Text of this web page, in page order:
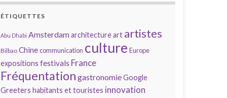
ÉTIQUETTES
Abu Dhabi Amsterdamarchitectureart artistes
Bilbao Chinecommunication culture Europe
expositions festivals France
Fréquentation gastronomieGoogle
Greeters habitants et touristes innovation